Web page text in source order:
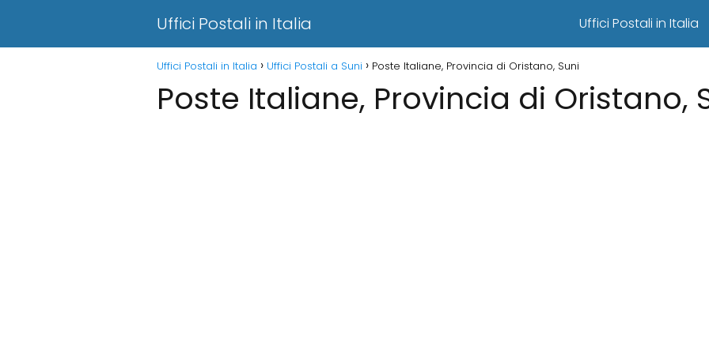
Uffici Postali in Italia Uffici Postali in Italia
Uffici Postali in Italia Uffici Postali a Suni Poste Italiane, Provincia di Oristano, Suni
Poste Italiane, Provincia di Oristano,